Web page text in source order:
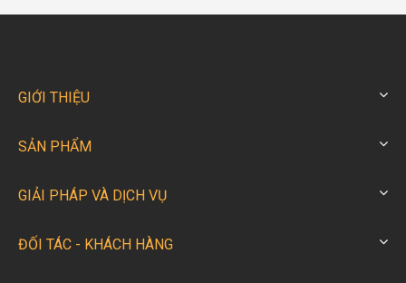
GIỚI THIỆU
SẢN PHẨM
GIẢI PHÁP VÀ DỊCH VỤ
ĐỐI TÁC - KHÁCH HÀNG